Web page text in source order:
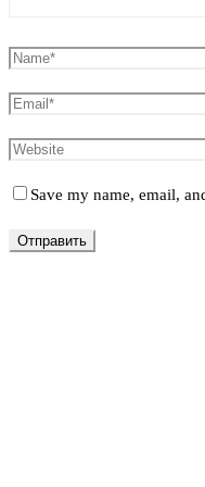
Save my name, email,